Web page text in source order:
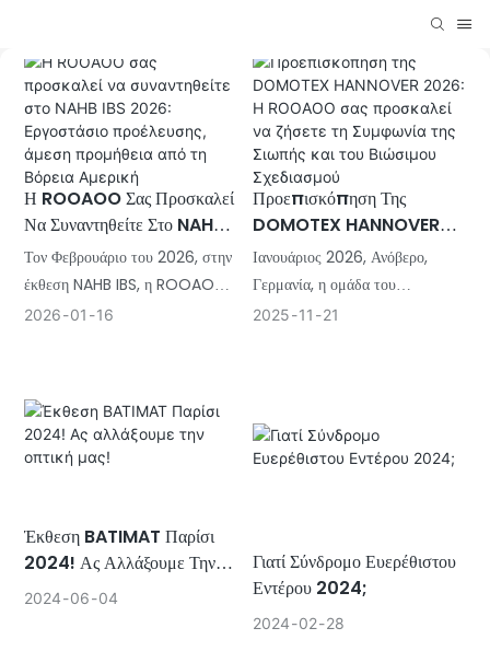
Η ROOAOO Σας Προσκαλεί
Να Συναντηθείτε Στο NAHB
IBS 2026: Εργοστάσιο
Προέλευσης, Άμεση
Προμήθεια Από Τη Βόρεια
Τον Φεβρουάριο του 2026, στην
έκθεση NAHB IBS, η ROOAOO,
το αρχικό εργοστάσιο,
στον τομέα των ακουστικών
δομικών υλικών της Βόρειας
2026 01 16
Προεπισκόπηση Της
DOMOTEX HANNOVER
2026: Η ROOAOO Σας
Προσκαλεί Να Ζήσετε Τη
Συμφωνία Της Σιωπής Και
Ιανουάριος 2026, Ανόβερο,
Γερμανία, η ομάδα του
ROOAOO ανυπομονεί να σας
ευχάριστο χώρο στο μέλλον!
2025 11 21
Έκθεση BATIMAT Παρίσι
2024! Ας Αλλάξουμε Την
Οπτική Μας!
2024 06 04
Γιατί Σύνδρομο Ευερέθιστου
Εντέρου 2024;
2024 02 28